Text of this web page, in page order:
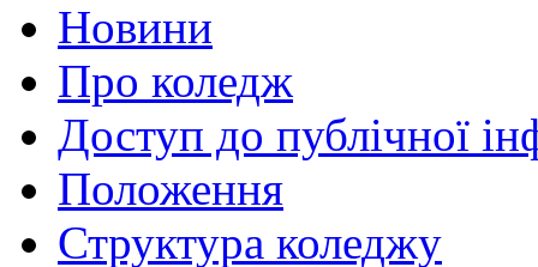
Новини
Про коледж
Доступ до публічної
Положення
Структура коледжу